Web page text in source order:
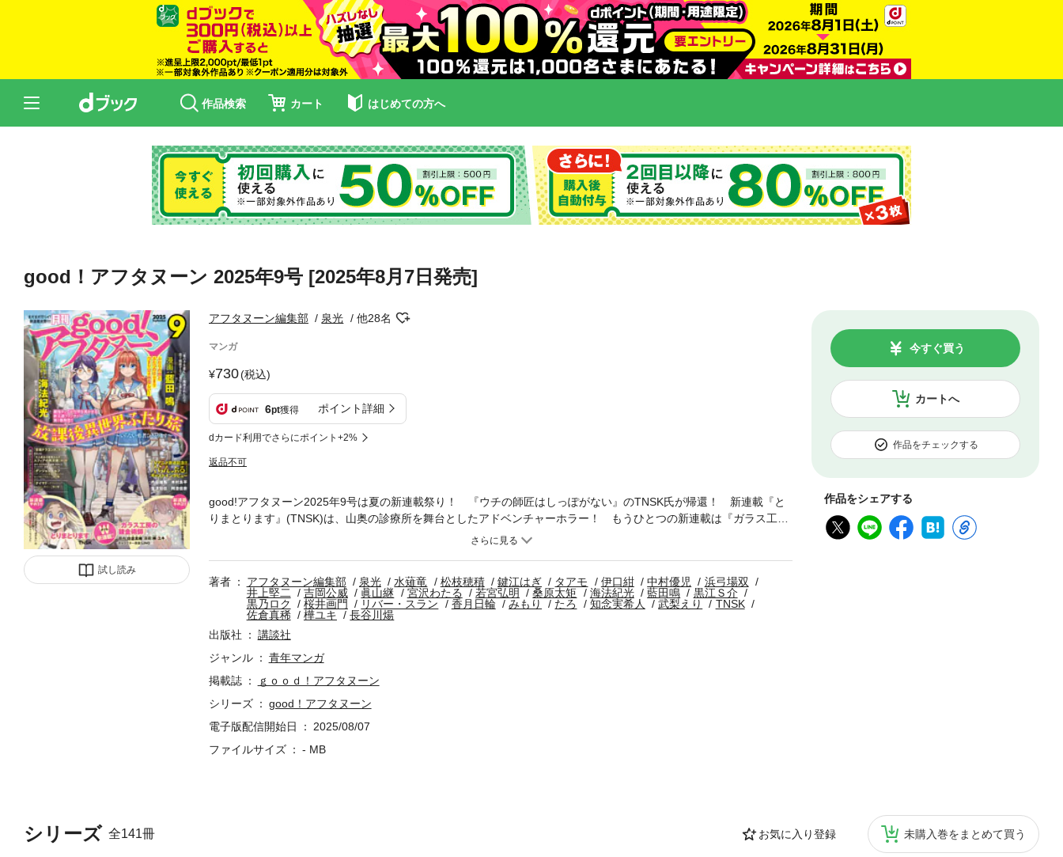
作品検索 カート はじめての方へ
good！アフタヌーン 2025年9号 [2025年8月7日発売]
試し読み
アフタヌーン編集部 泉光 他28名
マンガ
730(税込)
6pt獲得 ポイント詳細
dカード利用でさらにポイント+2%
返品不可
カートへ
今すぐ買う
作品をチェックする
作品をシェアする
シリーズ 全141冊 お気に入り登録 未購入巻をまとめて買う
good!アフタヌーン2025年9号は夏の新連載祭り！ 『ウチの師匠はしっぽがない』のTNSK氏が帰還！ 新連載『と
りまとります』(TNSK)は、山奥の診療所を舞台としたアドベンチャーホラー！ もうひとつの新連載は『ガラス工房
の錬金術師』(佐倉真稀 樺ユキ)。自分が転生者だと気づいた主人公・ルオは、前世の夢であったガラス職人を異世界
に時間がかかる場合がございます。
著者 アフタヌーン編集部 泉光 水薙竜 松枝穂積 鍵江はぎ タアモ 伊口紺 中村優児
浜弓場双
井上堅二
吉岡公威 眞山継 宮沢わたる 若宮弘明 桑原太矩 海法紀光 藍田鳴
黒江Ｓ介
黒乃ロク
桜井画門 リバー・スラン 香月日輪 みもり たろ 知念実希人 武梨えり
TNSK
佐倉真稀
樺ユキ
長谷川煬
出版社
講談社
ジャンル
青年マンガ
掲載誌
ｇｏｏｄ！アフタヌーン
シリーズ
good！アフタヌーン
電子版配信開始日
2025/08/07
ファイルサイズ
- MB